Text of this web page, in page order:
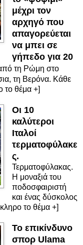
μέχρι τον
αρχηγό που
απαγορεύεται
να μπει σε
γήπεδο για 20
τη Ρώμη στο
τη Βερόνα. Κάθε
το θέμα +]
Οι 10
καλύτεροι
Ιταλοί
τερματοφύλακε
ς.
Τερματοφύλακας.
Η μοναξιά του
ποδοσφαιριστή
και ένας δύσκολος
το θέμα +]
Το επικίνδυνο
σπορ Ulama